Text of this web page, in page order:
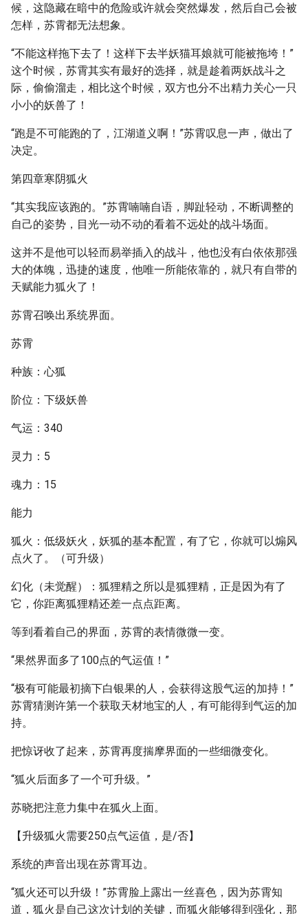
候，这隐藏在暗中的危险或许就会突然爆发，然后自己会被
怎样，苏霄都无法想象。
“不能这样拖下去了！这样下去半妖猫耳娘就可能被拖垮！”
这个时候，苏霄其实有最好的选择，就是趁着两妖战斗之
际，偷偷溜走，相比这个时候，双方也分不出精力关心一只
小小的妖兽了！
“跑是不可能跑的了，江湖道义啊！”苏霄叹息一声，做出了
决定。
第四章寒阴狐火
“其实我应该跑的。”苏霄喃喃自语，脚趾轻动，不断调整的
自己的姿势，目光一动不动的看着不远处的战斗场面。
这并不是他可以轻而易举插入的战斗，他也没有白依依那强
大的体魄，迅捷的速度，他唯一所能依靠的，就只有自带的
天赋能力狐火了！
苏霄召唤出系统界面。
苏霄
种族：心狐
阶位：下级妖兽
气运：340
灵力：5
魂力：15
能力
狐火：低级妖火，妖狐的基本配置，有了它，你就可以煽风
点火了。（可升级）
幻化（未觉醒）：狐狸精之所以是狐狸精，正是因为有了
它，你距离狐狸精还差一点点距离。
等到看着自己的界面，苏霄的表情微微一变。
“果然界面多了100点的气运值！”
“极有可能最初摘下白银果的人，会获得这股气运的加持！”
苏霄猜测许第一个获取天材地宝的人，有可能得到气运的加
持。
把惊讶收了起来，苏霄再度揣摩界面的一些细微变化。
“狐火后面多了一个可升级。”
苏晓把注意力集中在狐火上面。
【升级狐火需要250点气运值，是/否】
系统的声音出现在苏霄耳边。
“狐火还可以升级！”苏霄脸上露出一丝喜色，因为苏霄知
道，狐火是自己这次计划的关键，而狐火能够得到强化，那